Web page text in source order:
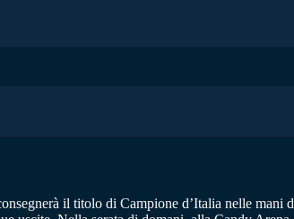
il titolo di Campione d’Italia nelle mani